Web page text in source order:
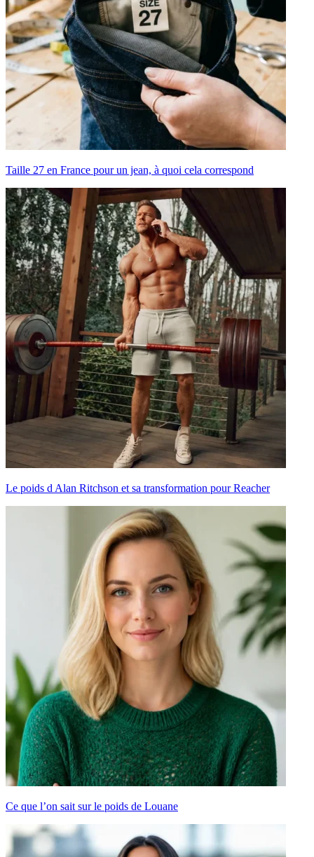
Taille 27 en France pour un jean, à quoi cela correspond
Le poids d Alan Ritchson et sa transformation pour Reacher
Ce que l’on sait sur le poids de Louane